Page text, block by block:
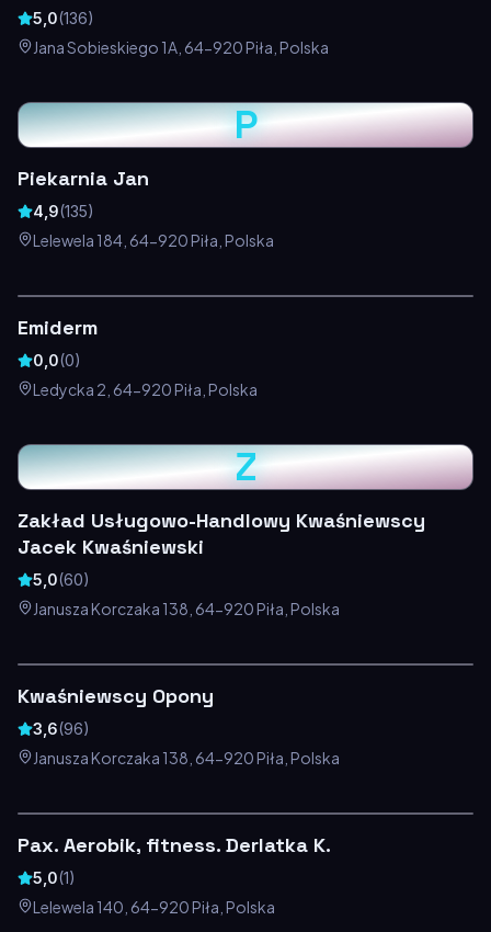
5,0(136)
Jana Sobieskiego 1A, 64-920 Piła, Polska
P
Piekarnia Jan
4,9(135)
Lelewela 184, 64-920 Piła, Polska
Emiderm
0,0(0)
Ledycka 2, 64-920 Piła, Polska
Z
Zakład Usługowo-Handlowy Kwaśniewscy
Jacek Kwaśniewski
5,0(60)
Janusza Korczaka 138, 64-920 Piła, Polska
Kwaśniewscy Opony
3,6(96)
Janusza Korczaka 138, 64-920 Piła, Polska
Pax. Aerobik, fitness. Derlatka K.
5,0(1)
Lelewela 140, 64-920 Piła, Polska